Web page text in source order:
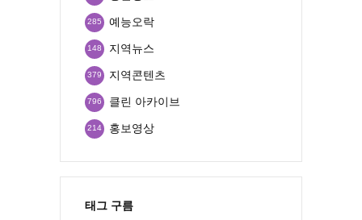
예능오락
285
지역뉴스
148
지역콘텐츠
379
클린 아카이브
796
홍보영상
214
태그 구름